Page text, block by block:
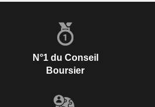
N°1 du Conseil
Boursier